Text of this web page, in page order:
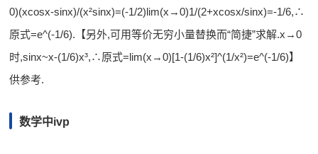
0)(xcosx-sinx)/(x²sinx)=(-1/2)lim(x→0)1/(2+xcosx/sinx)=-1/6,∴
原式=e^(-1/6).【另外,可用等价无穷小量替换而“简捷”求解.x→0
时,sinx~x-(1/6)x³,∴原式=lim(x→0)[1-(1/6)x²]^(1/x²)=e^(-1/6)】
供参考.
数学中ivp